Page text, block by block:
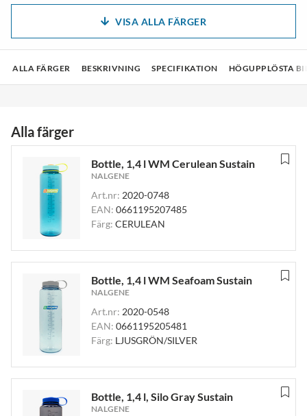
VISA ALLA FÄRGER
ALLA FÄRGER BESKRIVNING SPECIFIKATION HÖGUPPLÖSTA
Alla färger
Bottle, 1,4 l WM Cerulean Sustain
NALGENE
Art.nr: 2020-0748
EAN: 0661195207485
Färg: CERULEAN
Bottle, 1,4 l WM Seafoam Sustain
NALGENE
Art.nr: 2020-0548
EAN: 0661195205481
Färg: LJUSGRÖN/SILVER
Bottle, 1,4 l, Silo Gray Sustain
NALGENE